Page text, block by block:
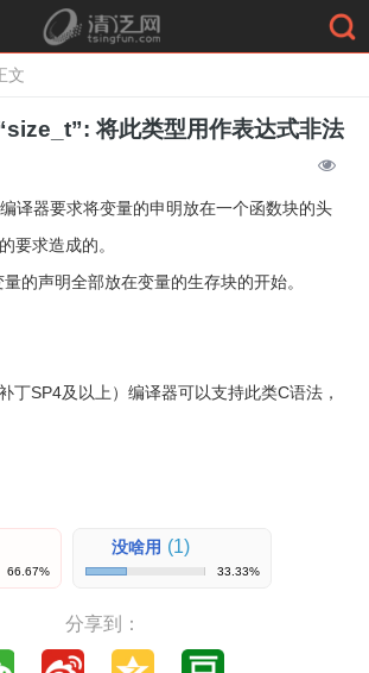
文
将此类型用作表达式非法
译器要求将变量的申明放在一个函数块的头
要求造成的。
的声明全部放在变量的生存块的开始。
丁SP4及以上）编译器可以支持此类C语法，
66.67%
没啥用 (1)
33.33%
分享到：